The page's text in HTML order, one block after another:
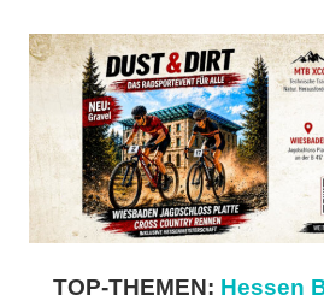
TOP-THEMEN: Hessen